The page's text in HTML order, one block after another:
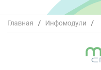
Главная / Инфомодули
/
Второй Всероссийский
альянсы и потенциал»_зал